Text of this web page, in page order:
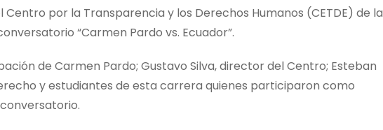
Centro por la Transparencia y los Derechos Humanos (CETDE) de la
“Carmen Pardo vs. Ecuador”.
de Carmen Pardo; Gustavo Silva, director del Centro; Esteban
y estudiantes de esta carrera quienes participaron como